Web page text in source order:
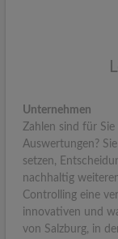
Unternehmen
Zahlen sind für
Auswertungen?
setzen,
nachhaltig
Controlling eine
innovativen und
von Salzburg, in